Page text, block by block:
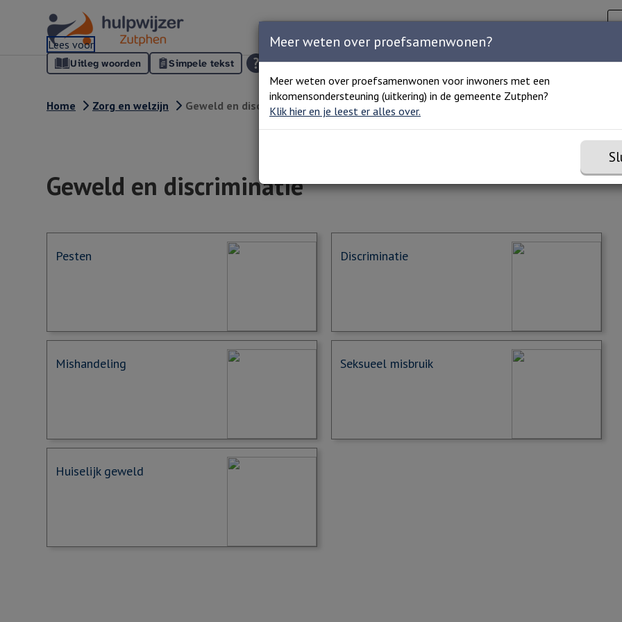
Lees voor
Uitleg woorden Simpele tekst
Zoeken
Home Zorg en welzijn Geweld en discriminatie
Geweld en discriminatie
Pesten Discriminatie
Mishandeling Seksueel misbruik
Huiselijk geweld
Meer weten over proefsamenwonen?
Meer weten over proefsamenwonen voor inwoners met een
inkomensondersteuning (uitkering) in de gemeente Zutphen?
Klik hier en je leest er alles over.